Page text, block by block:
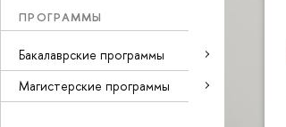
ПРОГРАММЫ
Бакалаврские программы
Магистерские программы